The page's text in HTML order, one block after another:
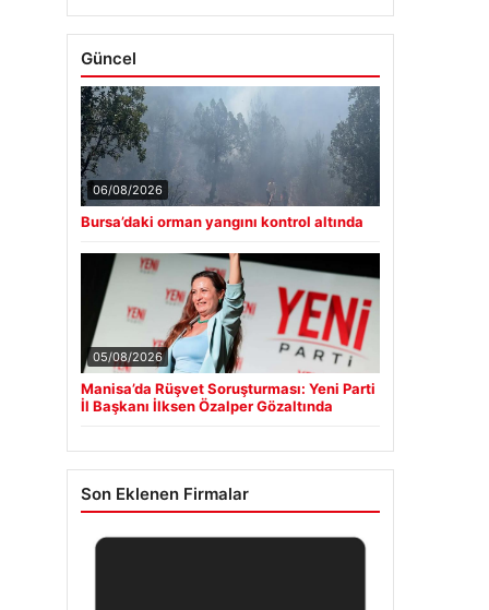
Güncel
06/08/2026
Bursa’daki orman yangını kontrol altında
05/08/2026
Manisa’da Rüşvet Soruşturması: Yeni Parti
İl Başkanı İlksen Özalper Gözaltında
Son Eklenen Firmalar